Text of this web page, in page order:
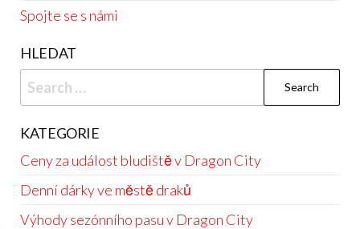
Spojte se s námi
HLEDAT
Search
for:
KATEGORIE
Ceny za událost bludiště v Dragon City
Denní dárky ve městě draků
Výhody sezónního pasu v Dragon City